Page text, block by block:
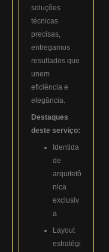
soluções
técnicas
precisas,
entregamos
resultados que
unem
eficiência e
elegância.
Destaques
deste serviço:
Identida
de
arquitetô
nica
exclusiv
a
Layout
estratégi